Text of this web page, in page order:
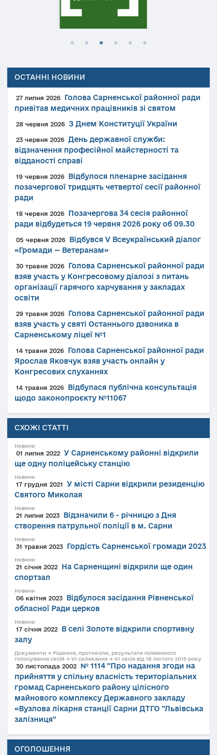
ОСТАННІ НОВИНИ
27 липня 2026
Голова Сарненської районної ради
привітав медичних працівників зі святом
28 червня 2026 З Днем Конституції України
23 червня 2026 День державної служби:
відзначення професійної майстерності та
відданості справі
19 червня 2026
Відбулося пленарне засідання
позачергової тридцять четвертої сесії районної
ради
18 червня 2026
Позачергова 34 сесія районної
ради відбудеться 19 червня 2026 року об 09.30
05 червня 2026
Відбувся V Всеукраїнський діалог
«Громади — Ветеранам»
30 травня 2026
Голова Сарненської районної ради
взяв участь у Конгресовому діалозі з питань
організації гарячого харчування у закладах
освіти
29 травня 2026
Голова Сарненської районної ради
взяв участь у святі Останнього дзвоника в
Сарненському ліцеї №1
14 травня 2026
Голова Сарненської районної ради
Ярослав Яковчук взяв участь онлайн у
Конгресових слуханнях
14 травня 2026
Відбулася публічна консультація
щодо законопроєкту №11067
СХОЖІ СТАТТІ
Новини
01 липня 2022 У Сарненському районні відкрили
ще одну поліцейську станцію
Новини
17 грудня 2021
У місті Сарни відкрили резиденцію
Святого Миколая
Новини
21 липня 2023
Відзначили 6 - річницю з Дня
створення патрульної поліції в м. Сарни
Новини
31 травня 2023 Гордість Сарненської громади 2023
Новини
21 січня 2022
На Сарненщині відкрили ще один
спортзал
Новини
06 квітня 2023
Відбулося засідання Рівненської
обласної Ради церков
Новини
17 січня 2022
В селі Золоте відкрили спортивну
залу
Документи → Рішення, протоколи, результати поіменного
голосування сесій → VI скликання → 41 сесія від 18 лютого 2015 року
30 листопада 2002
№ 1114 "Про надання згоди на
прийняття у спільну власність територіальних
громад Сарненського району цілісного
майнового комплексу Державного закладу
«Вузлова лікарня станції Сарни ДТГО "Львівська
залізниця"
ОГОЛОШЕННЯ